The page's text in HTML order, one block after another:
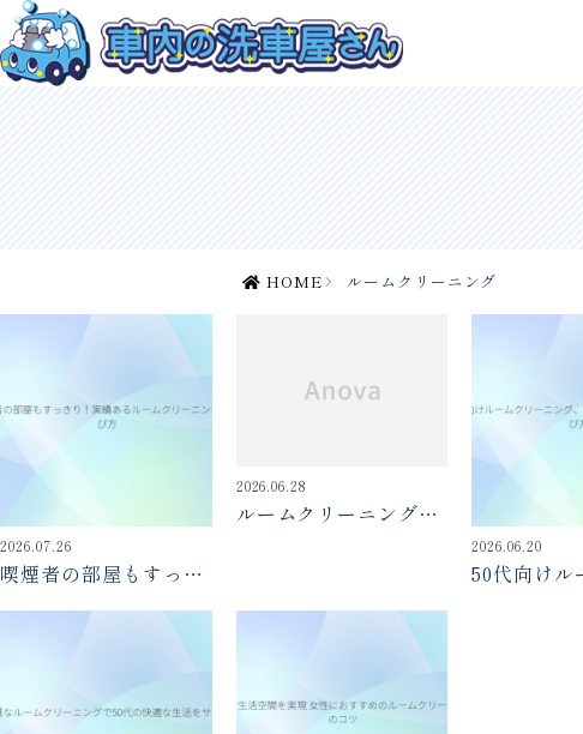
HOME ルームクリーニング
2026.07.26
喫煙者の部屋もすっき
リーニングの選び方
2026.06.28
ルームクリーニングに
2026.06.20
50代向けル